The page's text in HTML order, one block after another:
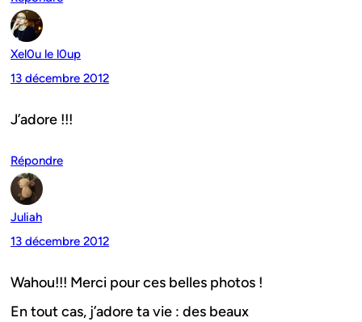
Xel0u le l0up
13 décembre 2012
J’adore !!!
Répondre
Juliah
13 décembre 2012
Wahou!!! Merci pour ces belles photos !
En tout cas, j’adore ta vie : des beaux